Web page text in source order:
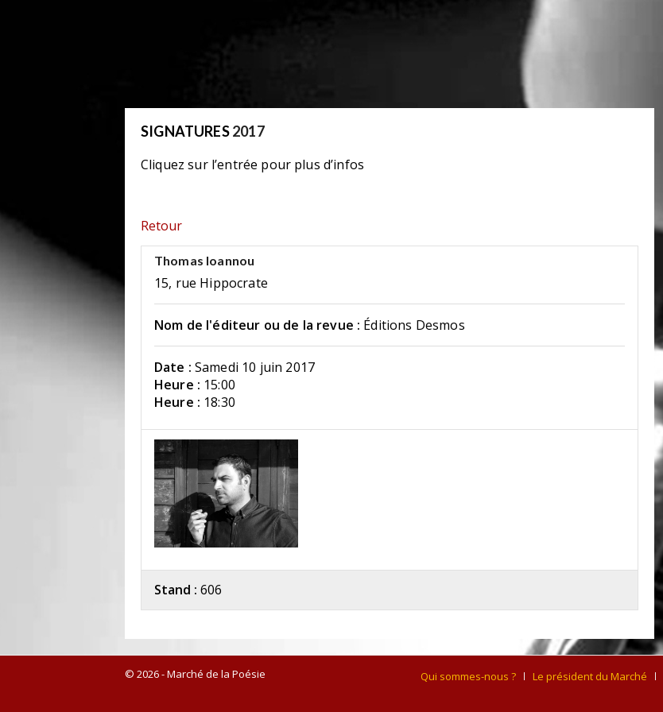
SIGNATURES2017
Cliquez sur l’entrée pour plus d’infos
Retour
Thomas Ioannou
15, rue Hippocrate
Nom de l'éditeur ou de la revue : Éditions Desmos
Date : Samedi 10 juin 2017
Heure : 15:00
Heure : 18:30
Stand : 606
© 2026 - Marché de la Poésie Qui sommes-nous ? Le président du Marché